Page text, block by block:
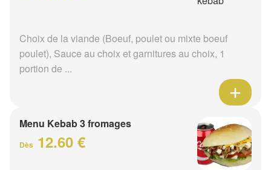
Choix de la viande (Boeuf, poulet ou mixte boeuf
poulet), Sauce au choix et garnitures au choix, 1
portion de ...
Menu Kebab 3 fromages
Dès 12.60 €